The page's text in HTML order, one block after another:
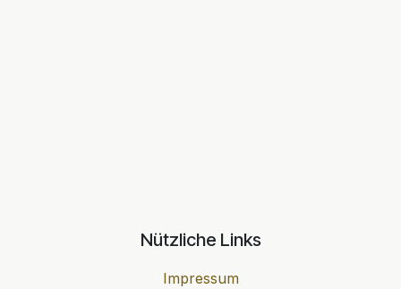
Nützliche Links
Impressum